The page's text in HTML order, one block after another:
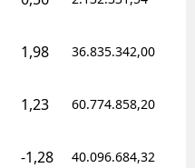
1,98 36.835.342,00
1,23 60.774.858,20
-1,28 40.096.684,32